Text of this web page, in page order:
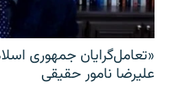
«تعامل‌گرایان جمهوری
علیرضا نامور حقیقی